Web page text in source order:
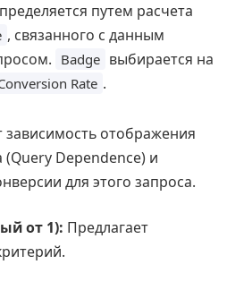
путем расчета
, связанного с данным
Badge выбирается на
Rate .
зависимость отображения
(Query Dependence) и
для этого запроса.
от 1): Предлагает